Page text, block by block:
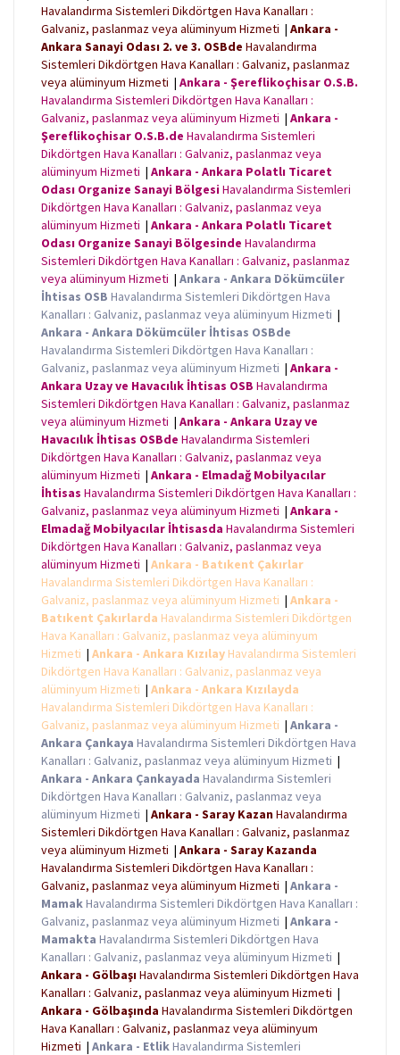
Havalandırma Sistemleri Dikdörtgen Hava Kanalları :
Galvaniz, paslanmaz veya alüminyum Hizmeti | Ankara -
Ankara Sanayi Odası 2. ve 3. OSBde Havalandırma
Sistemleri Dikdörtgen Hava Kanalları : Galvaniz, paslanmaz
veya alüminyum Hizmeti | Ankara - Şereflikoçhisar O.S.B.
Havalandırma Sistemleri Dikdörtgen Hava Kanalları :
Galvaniz, paslanmaz veya alüminyum Hizmeti | Ankara -
Şereflikoçhisar O.S.B.de Havalandırma Sistemleri
Dikdörtgen Hava Kanalları : Galvaniz, paslanmaz veya
alüminyum Hizmeti | Ankara - Ankara Polatlı Ticaret
Odası Organize Sanayi BölgesiHavalandırma Sistemleri
Dikdörtgen Hava Kanalları : Galvaniz, paslanmaz veya
alüminyum Hizmeti | Ankara - Ankara Polatlı Ticaret
Odası Organize Sanayi Bölgesinde Havalandırma
Sistemleri Dikdörtgen Hava Kanalları : Galvaniz, paslanmaz
veya alüminyum Hizmeti | Ankara - Ankara Dökümcüler
İhtisas OSB Havalandırma Sistemleri Dikdörtgen Hava
Kanalları : Galvaniz, paslanmaz veya alüminyum Hizmeti |
Ankara - Ankara Dökümcüler İhtisas OSBde
Havalandırma Sistemleri Dikdörtgen Hava Kanalları :
Galvaniz, paslanmaz veya alüminyum Hizmeti | Ankara -
Ankara Uzay ve Havacılık İhtisas OSB Havalandırma
Sistemleri Dikdörtgen Hava Kanalları : Galvaniz, paslanmaz
veya alüminyum Hizmeti | Ankara - Ankara Uzay ve
Havacılık İhtisas OSBde Havalandırma Sistemleri
Dikdörtgen Hava Kanalları : Galvaniz, paslanmaz veya
alüminyum Hizmeti | Ankara - Elmadağ Mobilyacılar
İhtisas Havalandırma Sistemleri Dikdörtgen Hava Kanalları :
Galvaniz, paslanmaz veya alüminyum Hizmeti | Ankara -
Elmadağ Mobilyacılar İhtisasda Havalandırma Sistemleri
Dikdörtgen Hava Kanalları : Galvaniz, paslanmaz veya
alüminyum Hizmeti | Ankara - Batıkent Çakırlar
Havalandırma Sistemleri Dikdörtgen Hava Kanalları :
Galvaniz, paslanmaz veya alüminyum Hizmeti | Ankara -
Batıkent Çakırlarda Havalandırma Sistemleri Dikdörtgen
Hava Kanalları : Galvaniz, paslanmaz veya alüminyum
Hizmeti | Ankara - Ankara Kızılay Havalandırma Sistemleri
Dikdörtgen Hava Kanalları : Galvaniz, paslanmaz veya
alüminyum Hizmeti | Ankara - Ankara Kızılayda
Havalandırma Sistemleri Dikdörtgen Hava Kanalları :
Galvaniz, paslanmaz veya alüminyum Hizmeti | Ankara -
Ankara Çankaya Havalandırma Sistemleri Dikdörtgen Hava
Kanalları : Galvaniz, paslanmaz veya alüminyum Hizmeti |
Ankara - Ankara Çankayada Havalandırma Sistemleri
Dikdörtgen Hava Kanalları : Galvaniz, paslanmaz veya
alüminyum Hizmeti | Ankara - Saray KazanHavalandırma
Sistemleri Dikdörtgen Hava Kanalları : Galvaniz, paslanmaz
veya alüminyum Hizmeti | Ankara - Saray Kazanda
Havalandırma Sistemleri Dikdörtgen Hava Kanalları :
Galvaniz, paslanmaz veya alüminyum Hizmeti | Ankara -
MamakHavalandırma Sistemleri Dikdörtgen Hava Kanalları :
Galvaniz, paslanmaz veya alüminyum Hizmeti | Ankara -
Mamakta Havalandırma Sistemleri Dikdörtgen Hava
Kanalları : Galvaniz, paslanmaz veya alüminyum Hizmeti |
Ankara - GölbaşıHavalandırma Sistemleri Dikdörtgen Hava
Kanalları : Galvaniz, paslanmaz veya alüminyum Hizmeti |
Ankara - Gölbaşında Havalandırma Sistemleri Dikdörtgen
Hava Kanalları : Galvaniz, paslanmaz veya alüminyum
Hizmeti | Ankara - EtlikHavalandırma Sistemleri